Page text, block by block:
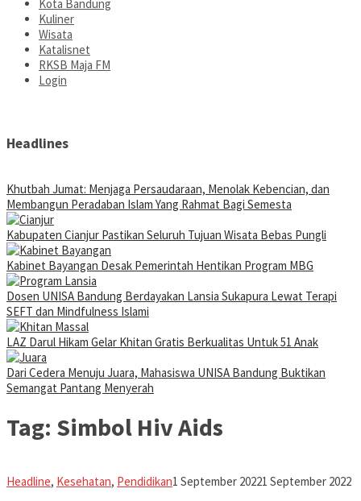
Kota Bandung
Kuliner
Wisata
Katalisnet
RKSB Maja FM
Login
Headlines
Khutbah Jumat: Menjaga Persaudaraan, Menolak Kebencian, dan
Membangun Peradaban Islam Yang Rahmat Bagi Semesta
Kabupaten Cianjur Pastikan Seluruh Tujuan Wisata Bebas Pungli
Kabinet Bayangan Desak Pemerintah Hentikan Program MBG
Dosen UNISA Bandung Berdayakan Lansia Sukapura Lewat Terapi
SEFT dan Mindfulness Islami
LAZ Darul Hikam Gelar Khitan Gratis Berkualitas Untuk 51 Anak
Dari Cedera Menuju Juara, Mahasiswa UNISA Bandung Buktikan
Semangat Pantang Menyerah
Tag: Simbol Hiv Aids
Headline, Kesehatan, PendidikanIman
1 September 20221 September 2022